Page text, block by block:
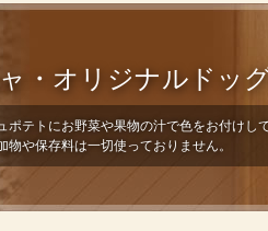
・ オリジナルドッ
ポテトにお野菜や果物の汁で色をお付けして
物や保存料は一切使っておりません。